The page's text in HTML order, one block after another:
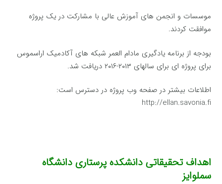
موسسات و انجمن های آموزش عالی با مشارکت در یک پروژه
موافقت کردند.
بودجه از برنامه یادگیری مادام العمر شبکه های آکادمیک اراسموس
برای پروژه ای برای سالهای ۲۰۱۳-۲۰۱۶ دریافت شد.
اطلاعات بیشتر در صفحه وب پروژه در دسترس است:
http://ellan.savonia.fi
اهداف تحقیقاتی دانشکده پرستاری دانشگاه
سملوایز